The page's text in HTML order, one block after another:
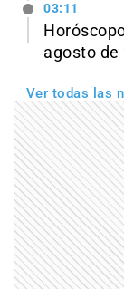
03:11
agosto de
Ver todas las